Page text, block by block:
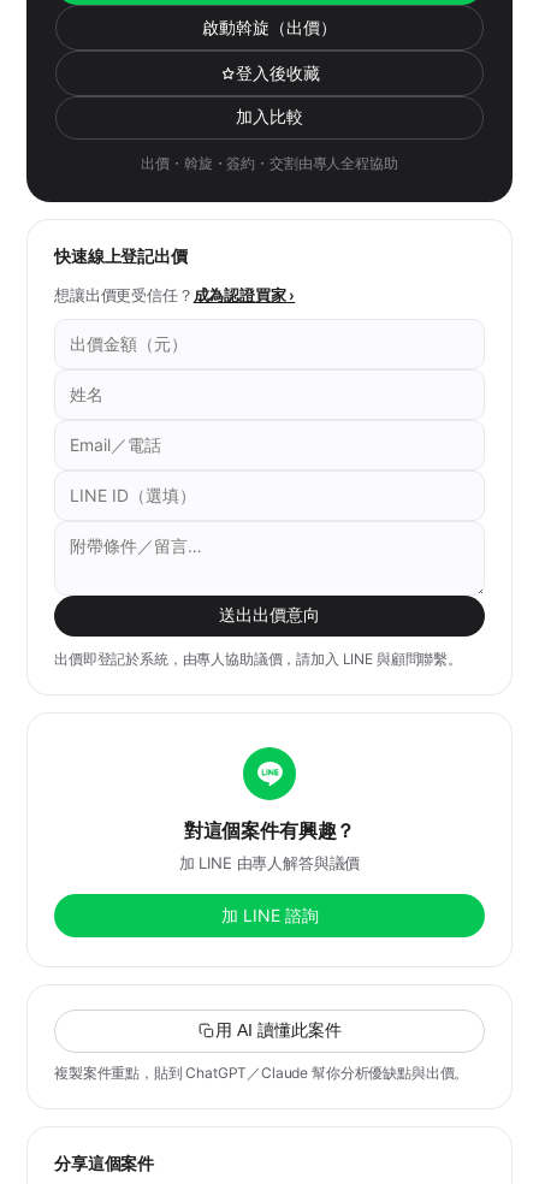
啟動斡旋（出價）
登入後收藏
加入比較
出價・斡旋・簽約・交割由專人全程協助
快速線上登記出價
想讓出價更受信任？ 成為認證買家 ›
送出出價意向
出價即登記於系統，由專人協助議價，請加入 LINE 與顧問聯繫。
對這個案件有興趣？
加 LINE 由專人解答與議價
加 LINE 諮詢
用 AI 讀懂此案件
複製案件重點，貼到 ChatGPT／Claude 幫你分析優缺點與出價。
分享這個案件